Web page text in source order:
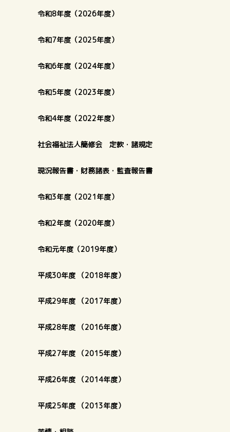
令和8年度（2026年度）
令和7年度（2025年度）
令和6年度（2024年度）
令和5年度（2023年度）
令和4年度（2022年度）
社会福祉法人簡修会 定款・諸規定
現況報告書・財務諸表・監査報告書
令和3年度（2021年度）
令和2年度（2020年度）
令和元年度（2019年度）
平成30年度 （2018年度）
平成29年度 （2017年度）
平成28年度 （2016年度）
平成27年度 （2015年度）
平成26年度 （2014年度）
平成25年度 （2013年度）